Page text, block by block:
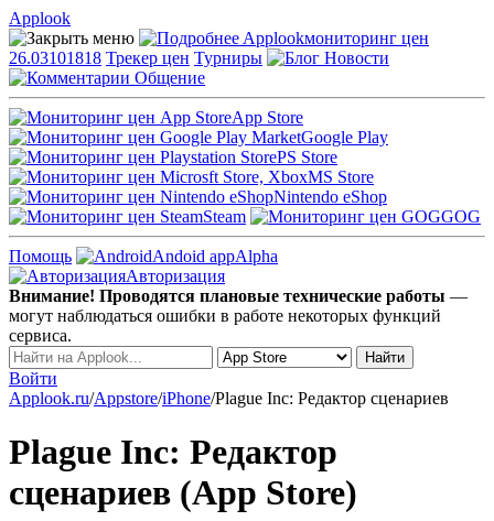
Applook
Applookмониторинг цен
26.03101818 Трекер цен Турниры
Новости
Общение
App Store
Google Play
PS Store
MS Store
Nintendo eShop
Steam
GOG
Помощь Andoid appAlpha
Авторизация
Внимание! Проводятся плановые технические работы —
могут наблюдаться ошибки в работе некоторых функций
сервиса.
Войти
Applook.ru/Appstore/iPhone/Plague Inc: Редактор сценариев
Plague Inc: Редактор
сценариев (App Store)